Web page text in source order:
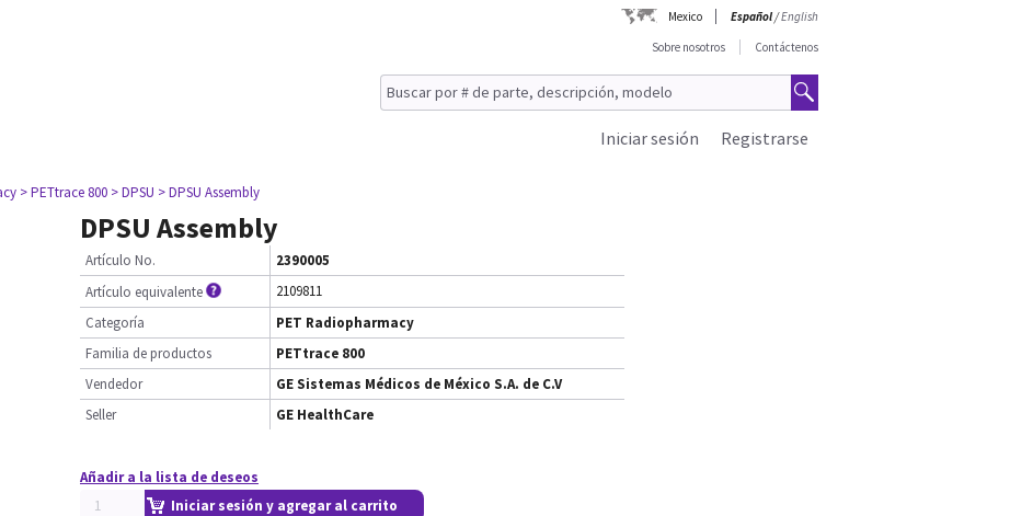
Mexico Español/English
Sobre nosotros
Contáctenos
Registrarse
Iniciar sesión
> PETtrace 800 > DPSU > DPSU Assembly
DPSU Assembly
Artículo No.
2390005
Artículo equivalente
2109811
Categoría
PET Radiopharmacy
Familia de productos
PETtrace 800
Vendedor
GE Sistemas Médicos de México S.A. de C.V
Seller
GE HealthCare
Añadir a la lista de deseos
Iniciar sesión y agregar al carrito